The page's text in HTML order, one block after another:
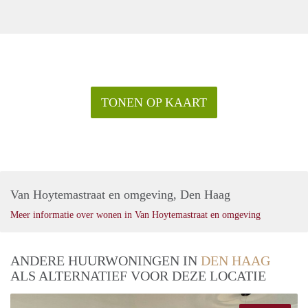
TONEN OP KAART
Van Hoytemastraat en omgeving, Den Haag
Meer informatie over wonen in Van Hoytemastraat en omgeving
ANDERE HUURWONINGEN IN DEN HAAG
ALS ALTERNATIEF VOOR DEZE LOCATIE